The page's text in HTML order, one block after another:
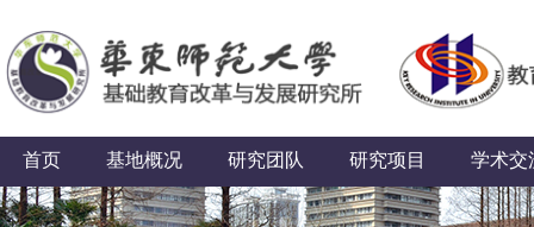
首页 基地概况 研究团队 研究项目 学术交